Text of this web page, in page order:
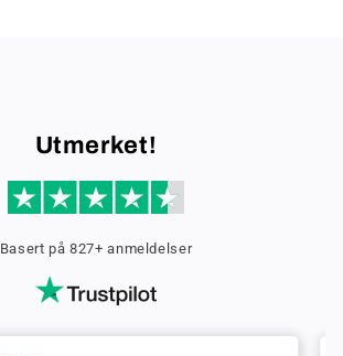
Utmerket!
Basert på 827+ anmeldelser